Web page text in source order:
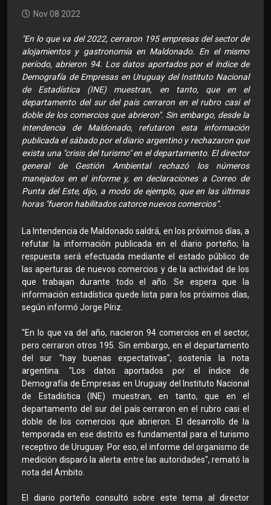
Nov 08 2022
"En lo que va del 2022, cerraron 195 empresas del sector de
alojamientos y gastronomía en Maldonado. En el mismo
período, abrieron 94. Los datos aportados por el índice de
Demografía de Empresas en Uruguay del Instituto Nacional
de Estadística (INE) muestran, en tanto, que en el
departamento del sur del país cerraron en el rubro casi el
doble de los comercios que abrieron". Sin embargo, desde la
intendencia de Maldonado, refutaron esta información
publicada el sábado por el diario argentino y rechazaron que
exista una "crisis del turismo" en el departamento. El director
general de Gestión Ambiental rechazó los números
manejados en el informe y, en declaraciones a Correo de
Punta del Este, dijo, a modo de ejemplo, que en las últimas
horas "fueron habilitados catorce nuevos comercios”.
La Intendencia de Maldonado saldrá, en los próximos días, a
refutar la información publicada en el diario porteño; la
respuesta será efectuada mediante el estado público de
las aperturas de nuevos comercios y de la actividad de los
que trabajan durante todo el año. Se espera que la
información estadística quede lista para los próximos días,
según informó Jorge Píriz.
"En lo que va del año, nacieron 94 comercios en el sector,
pero cerraron otros 195. Sin embargo, en el departamento
del sur "hay buenas expectativas", sostenía la nota
argentina. "Los datos aportados por el índice de
Demografía de Empresas en Uruguay del Instituto Nacional
de Estadística (INE) muestran, en tanto, que en el
departamento del sur del país cerraron en el rubro casi el
doble de los comercios que abrieron. El desarrollo de la
temporada en ese distrito es fundamental para el turismo
receptivo de Uruguay. Por eso, el informe del organismo de
medición disparó la alerta entre las autoridades", remató la
nota del Ámbito.
El diario porteño consultó sobre este tema al director